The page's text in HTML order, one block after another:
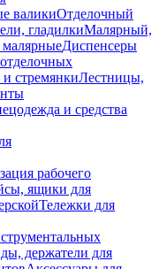
валикиОтделочный
гладилкиМалярный,
Диспенсеры
стремянкиЛестницы,
и средства
рабочего
ящики для
Тележки для
держатели для